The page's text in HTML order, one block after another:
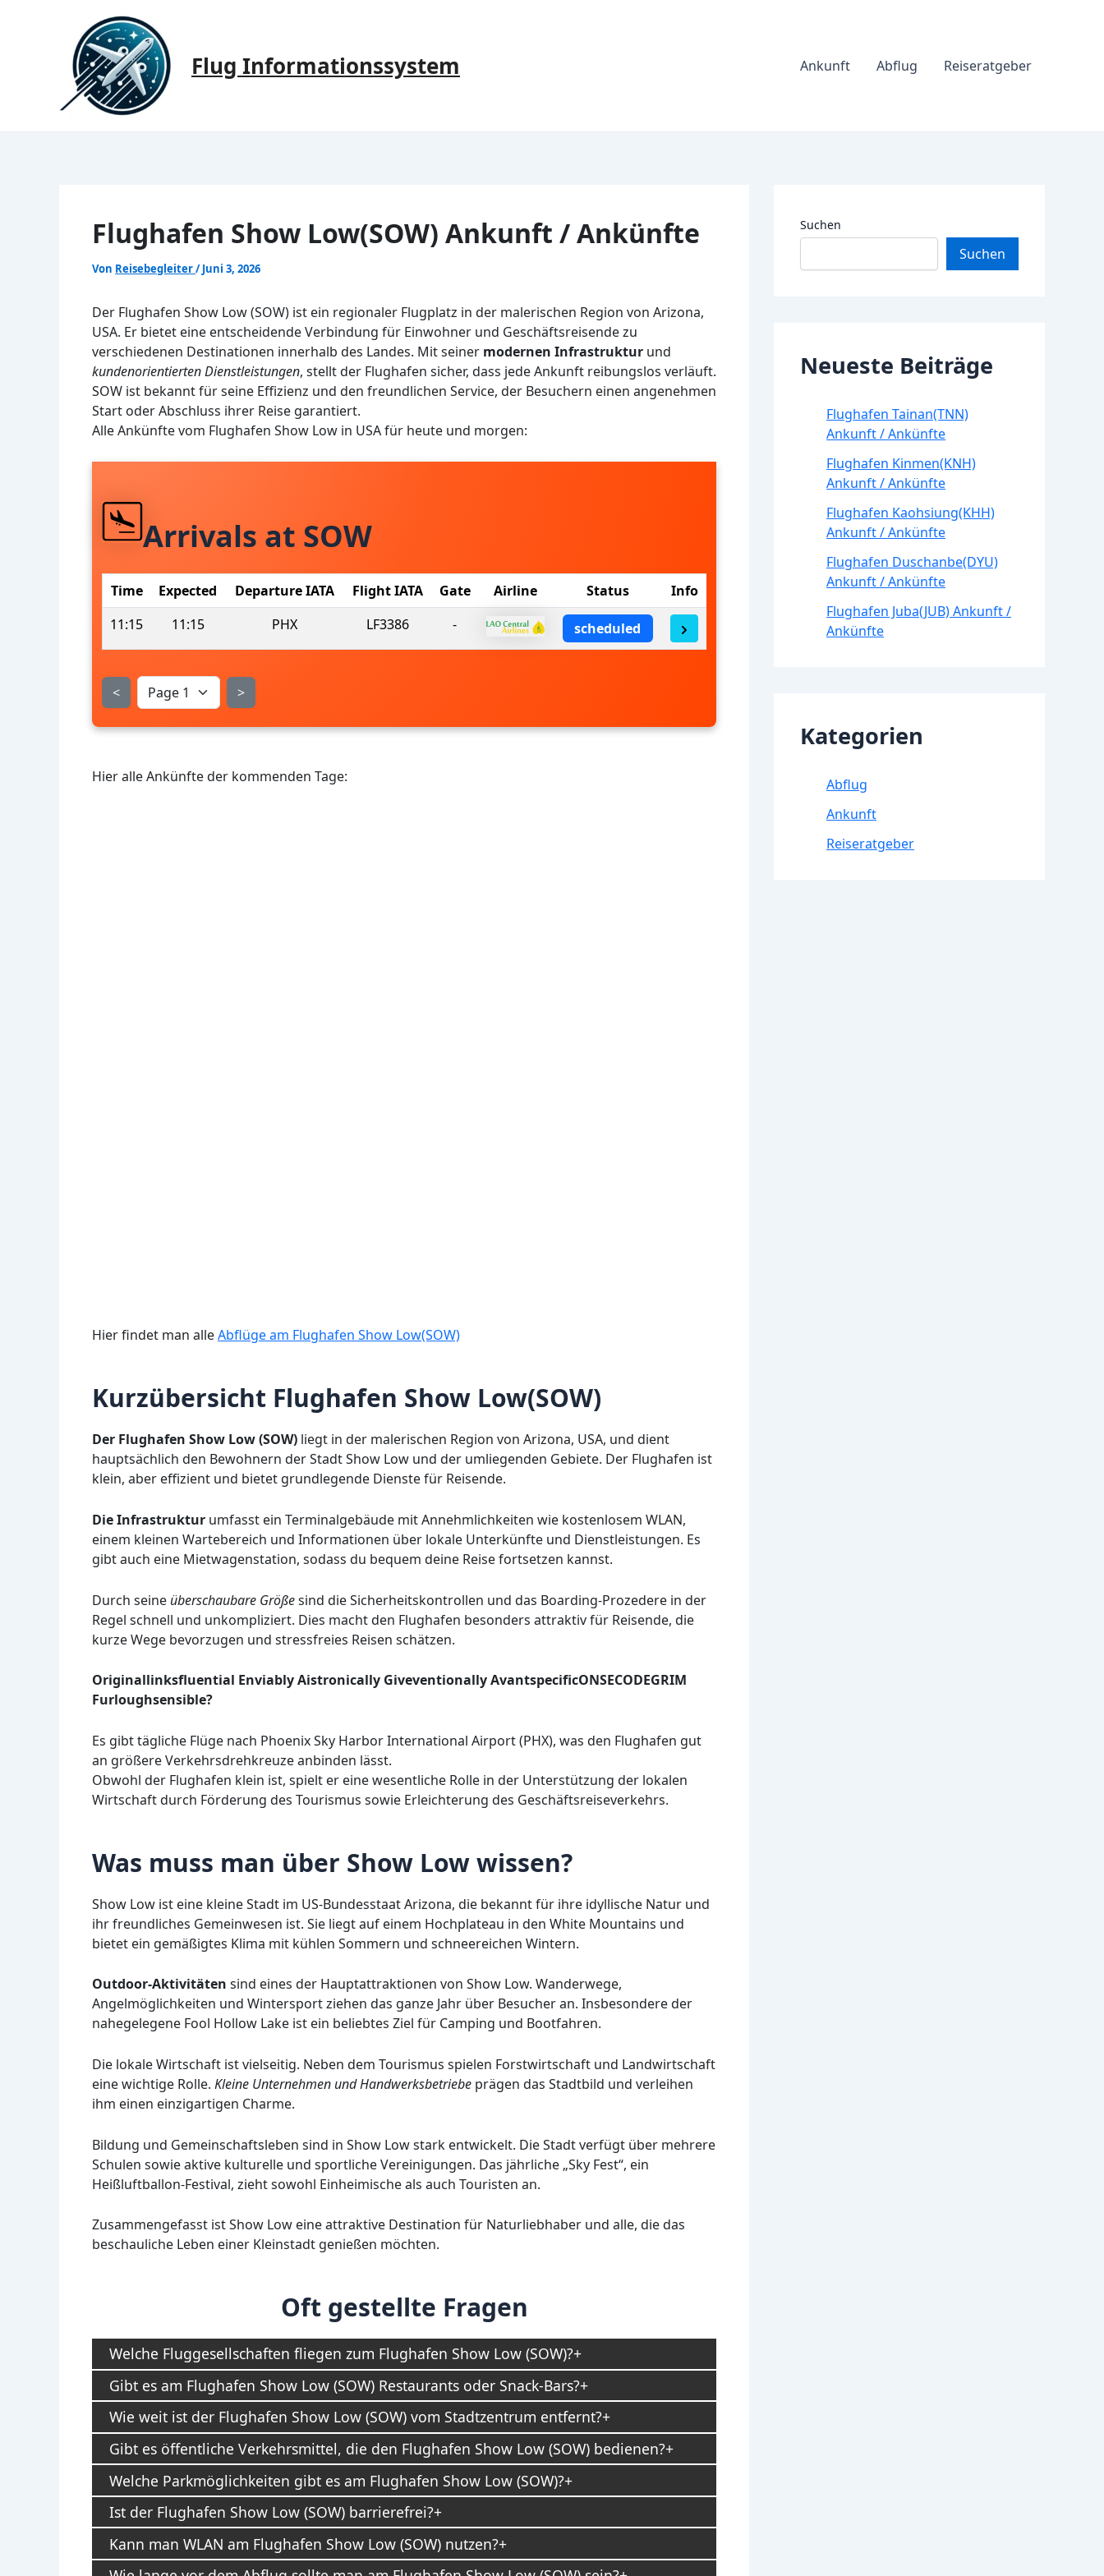
Flug Informationssystem Ankunft Abflug Reiseratgeber
Flughafen Show Low(SOW) Ankunft / Ankünfte
Von Reisebegleiter/Juni 3, 2026
Der Flughafen Show Low (SOW) ist ein regionaler Flugplatz in der malerischen Region von Arizona,
USA. Er bietet eine entscheidende Verbindung für Einwohner und Geschäftsreisende zu
verschiedenen Destinationen innerhalb des Landes. Mit seiner modernen Infrastruktur und
kundenorientierten Dienstleistungen, stellt der Flughafen sicher, dass jede Ankunft reibungslos verläuft.
SOW ist bekannt für seine Effizienz und den freundlichen Service, der Besuchern einen angenehmen
Start oder Abschluss ihrer Reise garantiert.
Alle Ankünfte vom Flughafen Show Low in USA für heute und morgen:
Arrivals at SOW
Time Expected Departure IATA Flight IATA Gate Airline Status
Info
11:15
11:15 PHX LF3386 - scheduled
< >
Hier alle Ankünfte der kommenden Tage:
Hier findet man alleAbflüge am Flughafen Show Low(SOW)
Kurzübersicht Flughafen Show Low(SOW)
Der Flughafen Show Low (SOW) liegt in der malerischen Region von Arizona, USA, und dient
hauptsächlich den Bewohnern der Stadt Show Low und der umliegenden Gebiete. Der Flughafen ist
klein, aber effizient und bietet grundlegende Dienste für Reisende.
Die Infrastruktur umfasst ein Terminalgebäude mit Annehmlichkeiten wie kostenlosem WLAN,
einem kleinen Wartebereich und Informationen über lokale Unterkünfte und Dienstleistungen. Es
gibt auch eine Mietwagenstation, sodass du bequem deine Reise fortsetzen kannst.
Durch seine überschaubare Größesind die Sicherheitskontrollen und das Boarding-Prozedere in der
Regel schnell und unkompliziert. Dies macht den Flughafen besonders attraktiv für Reisende, die
kurze Wege bevorzugen und stressfreies Reisen schätzen.
Originallinksfluential Enviably Aistronically Giveventionally AvantspecificONSECODEGRIM
Furloughsensible?
Es gibt tägliche Flüge nach Phoenix Sky Harbor International Airport (PHX), was den Flughafen gut
an größere Verkehrsdrehkreuze anbinden lässt.
Obwohl der Flughafen klein ist, spielt er eine wesentliche Rolle in der Unterstützung der lokalen
Wirtschaft durch Förderung des Tourismus sowie Erleichterung des Geschäftsreiseverkehrs.
Was muss man über Show Low wissen?
Show Low ist eine kleine Stadt im US-Bundesstaat Arizona, die bekannt für ihre idyllische Natur und
ihr freundliches Gemeinwesen ist. Sie liegt auf einem Hochplateau in den White Mountains und
bietet ein gemäßigtes Klima mit kühlen Sommern und schneereichen Wintern.
Outdoor-Aktivitäten sind eines der Hauptattraktionen von Show Low. Wanderwege,
Angelmöglichkeiten und Wintersport ziehen das ganze Jahr über Besucher an. Insbesondere der
nahegelegene Fool Hollow Lake ist ein beliebtes Ziel für Camping und Bootfahren.
Die lokale Wirtschaft ist vielseitig. Neben dem Tourismus spielen Forstwirtschaft und Landwirtschaft
eine wichtige Rolle. Kleine Unternehmen und Handwerksbetriebe prägen das Stadtbild und verleihen
ihm einen einzigartigen Charme.
Bildung und Gemeinschaftsleben sind in Show Low stark entwickelt. Die Stadt verfügt über mehrere
Schulen sowie aktive kulturelle und sportliche Vereinigungen. Das jährliche „Sky Fest“, ein
Heißluftballon-Festival, zieht sowohl Einheimische als auch Touristen an.
Zusammengefasst ist Show Low eine attraktive Destination für Naturliebhaber und alle, die das
beschauliche Leben einer Kleinstadt genießen möchten.
Oft gestellte Fragen
Welche Fluggesellschaften fliegen zum Flughafen Show Low (SOW)?
Gibt es am Flughafen Show Low (SOW) Restaurants oder Snack-Bars?
Wie weit ist der Flughafen Show Low (SOW) vom Stadtzentrum entfernt?
Gibt es öffentliche Verkehrsmittel, die den Flughafen Show Low (SOW) bedienen?
Welche Parkmöglichkeiten gibt es am Flughafen Show Low (SOW)?
Ist der Flughafen Show Low (SOW) barrierefrei?
Kann man WLAN am Flughafen Show Low (SOW) nutzen?
Suchen
Suchen
Neueste Beiträge
Flughafen Tainan(TNN)
Ankunft / Ankünfte
Flughafen Kinmen(KNH)
Ankunft / Ankünfte
Flughafen Kaohsiung(KHH)
Ankunft / Ankünfte
Flughafen Duschanbe(DYU)
Ankunft / Ankünfte
Flughafen Juba(JUB) Ankunft /
Ankünfte
Kategorien
Abflug
Ankunft
Reiseratgeber